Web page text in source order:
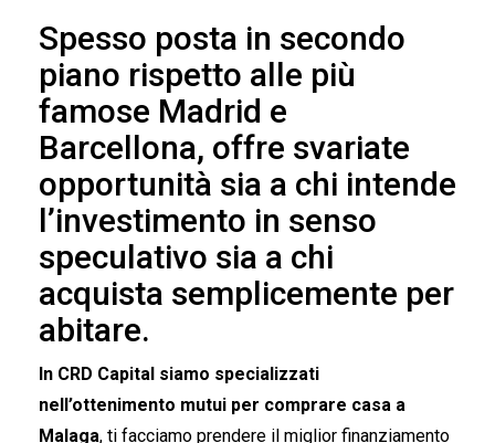
Spesso posta in secondo
piano rispetto alle più
famose Madrid e
Barcellona, offre svariate
opportunità sia a chi intende
l’investimento in senso
speculativo sia a chi
acquista semplicemente per
abitare.
In CRD Capital siamo specializzati
nell’ottenimento mutui per comprare casa a
Malaga, ti facciamo prendere il miglior finanziamento